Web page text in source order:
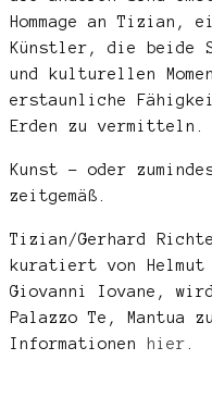
Hommage an Tizian,
Künstler, die beide
und kulturellen
erstaunliche
Erden zu vermitteln.
Kunst – oder
zeitgemäß.
Tizian/Gerhard
kuratiert von Helmut
Giovanni Iovane,
Palazzo Te, Mantua
Informationen
hier